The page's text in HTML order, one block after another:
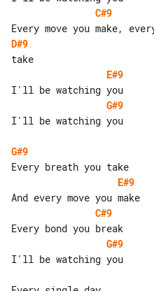
C#9
D#9
E#9
G#9
I'll be watching you
G#9
E#9
C#9
G#9
I'll be watching you